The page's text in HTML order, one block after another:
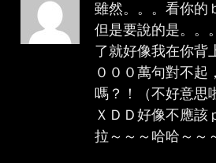
雖然。。。看你的
但是要說的是。。
了就好像我在你背
０００萬句對不起
嗎？！（不好意思
ＸＤＤ好像不應該
拉～～～哈哈～～